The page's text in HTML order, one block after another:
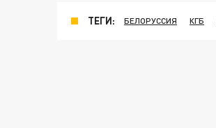
ТЕГИ: БЕЛОРУССИЯ КГБ